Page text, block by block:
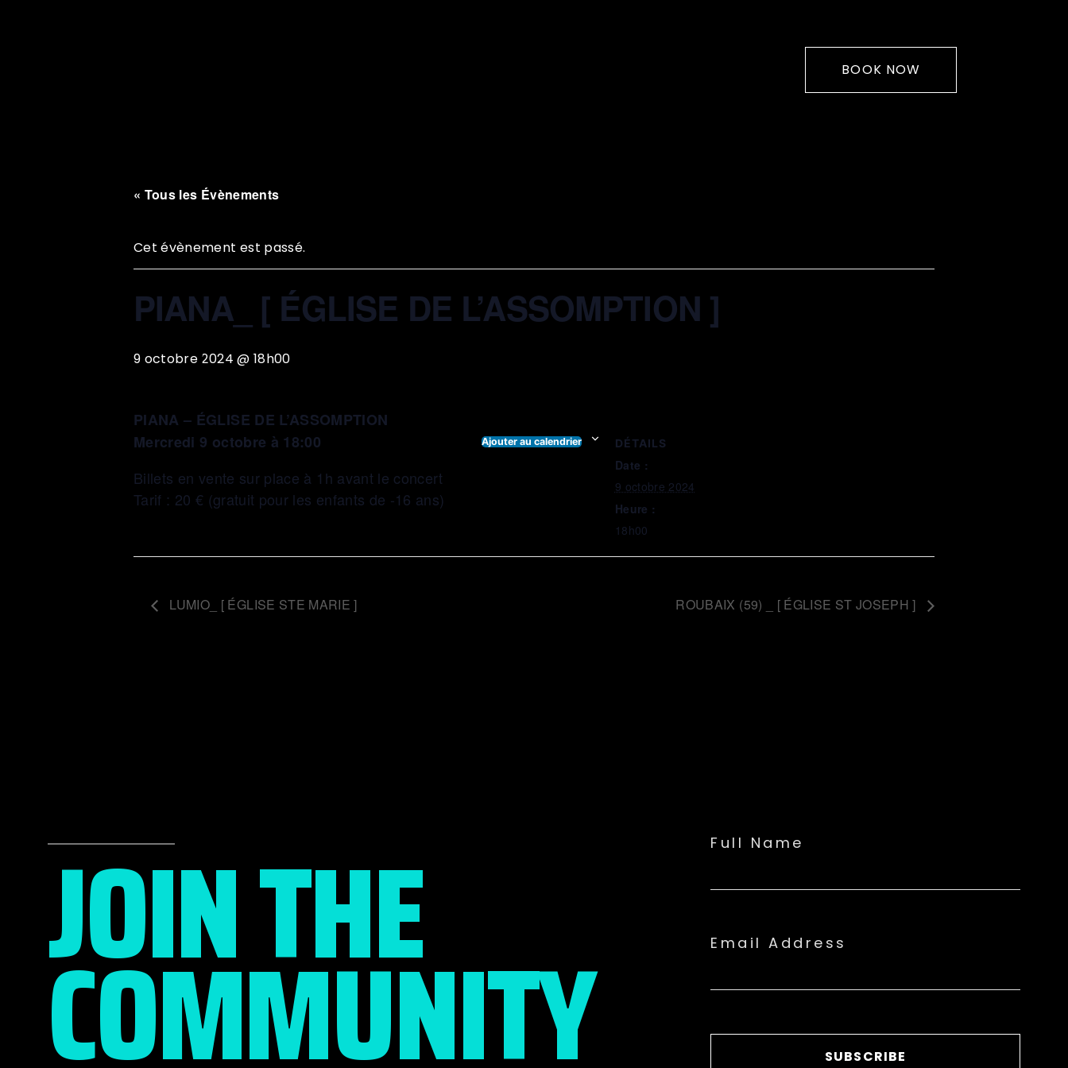
BOOK NOW
« Tous les Évènements
Cet évènement est passé.
PIANA_ [ ÉGLISE DE L’ASSOMPTION ]
9 octobre 2024 @ 18h00
PIANA – ÉGLISE DE L’ASSOMPTION
Mercredi 9 octobre à 18:00
Billets en vente sur place à 1h avant le concert
Tarif : 20 € (gratuit pour les enfants de -16 ans)
Ajouter au calendrier DÉTAILS
Date :
9 octobre 2024
Heure :
18h00
LUMIO_ [ ÉGLISE STE MARIE ] ROUBAIX (59) _ [ ÉGLISE ST JOSEPH ]
JOIN THE
COMMUNITY
Full Name
Email Address
SUBSCRIBE